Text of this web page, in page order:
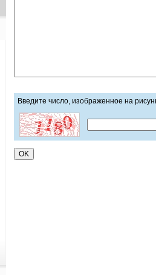
Введите число, изображенное на